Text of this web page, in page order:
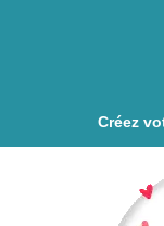
Créez